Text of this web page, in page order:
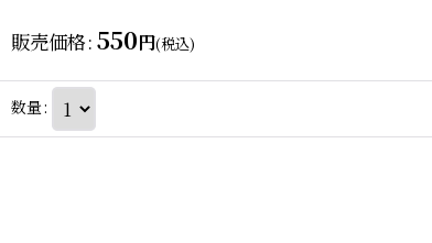
販売価格: 550円(税込)
数量: